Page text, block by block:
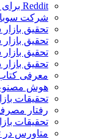
Reddit برای تحقیقات بازار
شرکت
تحقیق
تحقیق
تحقیق
تحقیق بازار
معرفی
هوش مصنوعی
تحقیقات
رفتار
تحقیقات
متاورس در